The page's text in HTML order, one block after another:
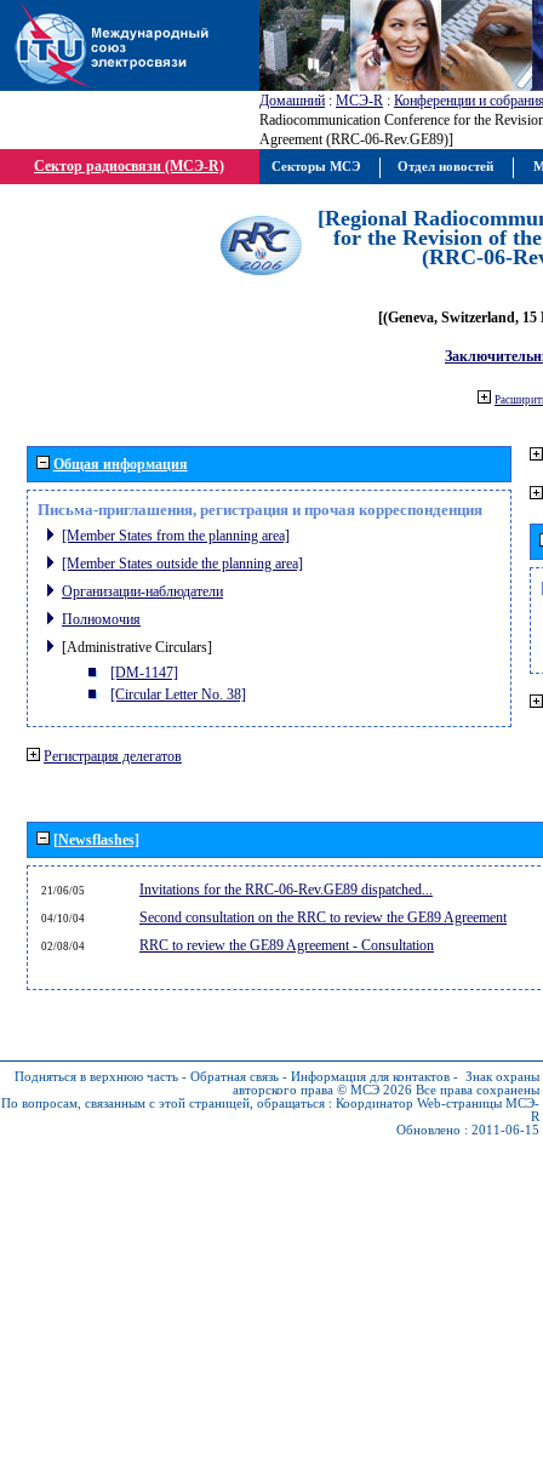
Домашний : МСЭ-R : Конференции и
Radiocommunication Conference for the
Agreement (RRC-06-Rev.GE89)]
Сектор радиосвязи (МСЭ-R)
[Regional
for the Revision of
(RRC-06-
[(Geneva, Switzerland, 15
Общая информация
Письма-приглашения, регистрация и прочая корреспонденция
[Member States from the planning area]
[Member States outside the planning area]
Организации-наблюдатели
Полномочия
[Administrative Circulars]
[DM-1147]
[Circular Letter No. 38]
Регистрация делегатов
[Newsflashes]
21/06/05 Invitations for the RRC-06-Rev.GE89 dispatched...
04/10/04 Second consultation on the RRC to review the GE89 Agreement
02/08/04 RRC to review the GE89 Agreement - Consultation
Подняться в верхнюю часть - Обратная связь - Информация для контактов - Знак охраны
авторского права © МСЭ 2026 Все права сохранены
По вопросам, связанным с этой страницей, обращаться : Координатор Web-страницы МСЭ-
R
Обновлено : 2011-06-15
Секторы МСЭ Отдел новостей